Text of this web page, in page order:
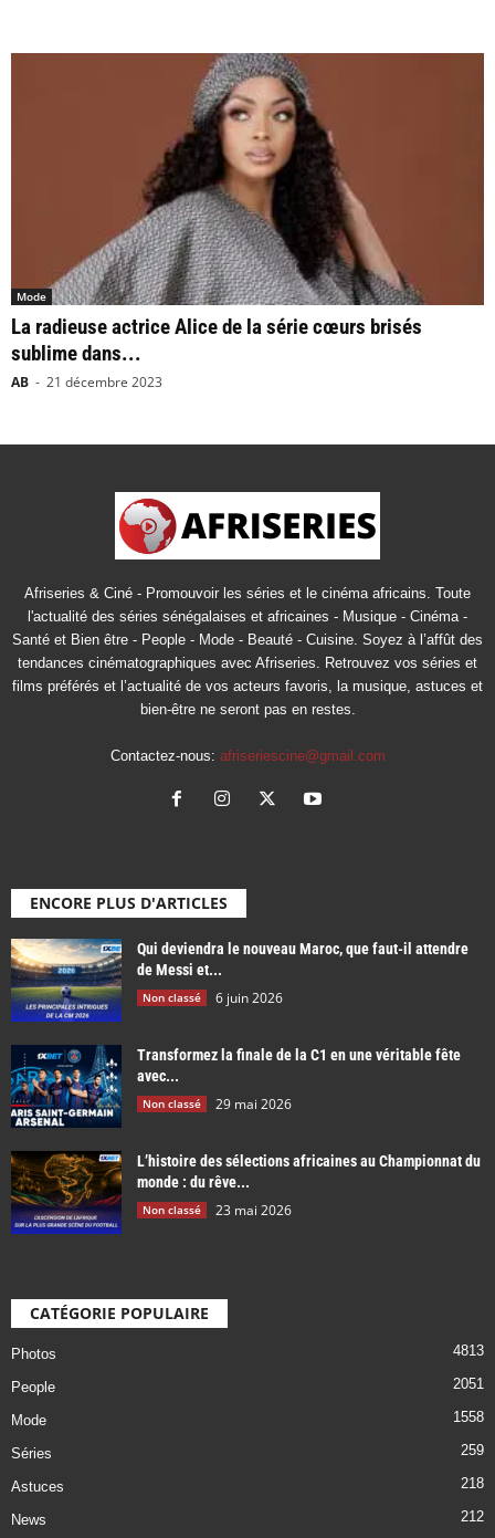
Mode
La radieuse actrice Alice de la série cœurs brisés
sublime dans...
AB - 21 décembre 2023
Afriseries & Ciné - Promouvoir les séries et le cinéma africains. Toute
l'actualité des séries sénégalaises et africaines - Musique - Cinéma -
Santé et Bien être - People - Mode - Beauté - Cuisine. Soyez à l’affût des
tendances cinématographiques avec Afriseries. Retrouvez vos séries et
films préférés et l’actualité de vos acteurs favoris, la musique, astuces et
bien-être ne seront pas en restes.
Contactez-nous: afriseriescine@gmail.com
ENCORE PLUS D'ARTICLES
Qui deviendra le nouveau Maroc, que faut-il attendre
de Messi et...
Non classé 6 juin 2026
Transformez la finale de la C1 en une véritable fête
avec...
Non classé 29 mai 2026
L’histoire des sélections africaines au Championnat du
monde : du rêve...
Non classé 23 mai 2026
CATÉGORIE POPULAIRE
Photos 4813
People 2051
Mode 1558
Séries 259
Astuces 218
News 212